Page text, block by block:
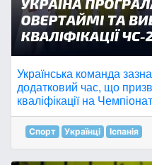
Українська команда
додатковий час, що
кваліфікації на
Спорт Українці Іспанія